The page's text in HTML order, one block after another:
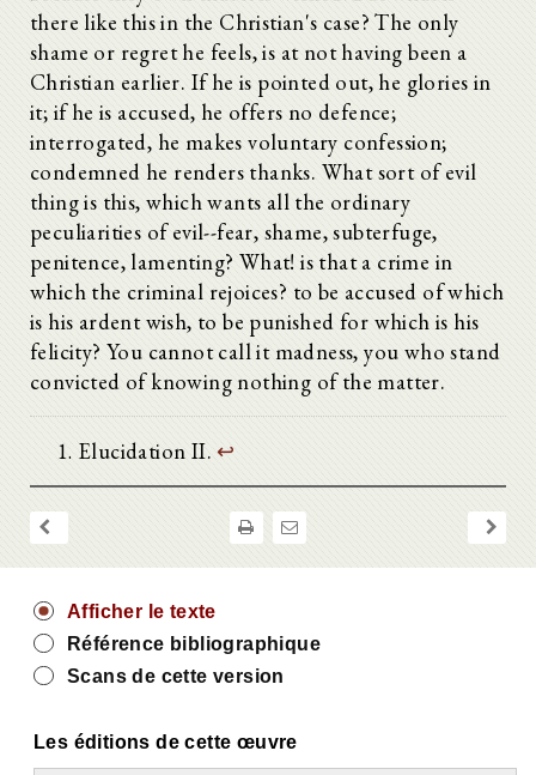
there like this in the Christian's case? The only
shame or regret he feels, is at not having been a
Christian earlier. If he is pointed out, he glories in
it; if he is accused, he offers no defence;
interrogated, he makes voluntary confession;
condemned he renders thanks. What sort of evil
thing is this, which wants all the ordinary
peculiarities of evil--fear, shame, subterfuge,
penitence, lamenting? What! is that a crime in
which the criminal rejoices? to be accused of which
is his ardent wish, to be punished for which is his
felicity? You cannot call it madness, you who stand
convicted of knowing nothing of the matter.
Elucidation II. ↩
Afficher le texte
Référence bibliographique
Scans de cette version
Les éditions de cette œuvre